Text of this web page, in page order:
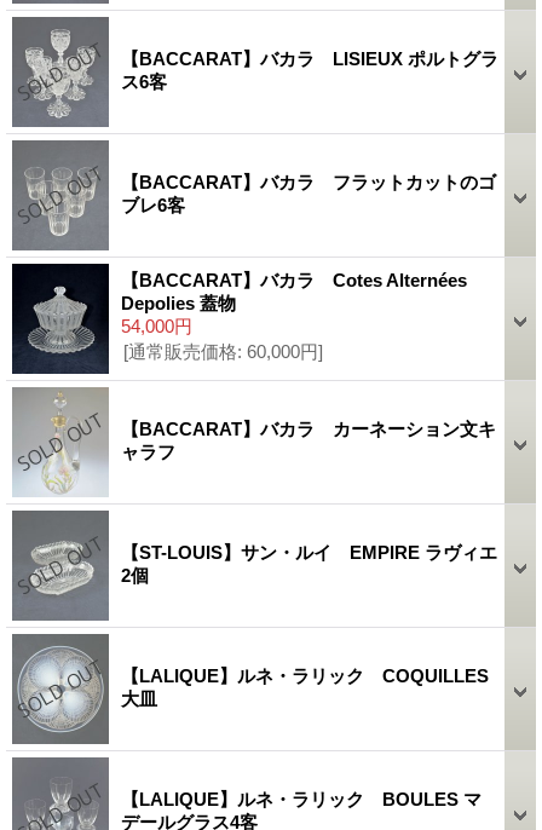
【BACCARAT】バカラ LISIEUX ポルトグラ
ス6客
【BACCARAT】バカラ フラットカットのゴ
ブレ6客
【BACCARAT】バカラ Cotes Alternées
Depolies 蓋物
54,000円
[通常販売価格: 60,000円]
【BACCARAT】バカラ カーネーション文キ
ャラフ
【ST-LOUIS】サン・ルイ EMPIRE ラヴィエ
2個
【LALIQUE】ルネ・ラリック COQUILLES
大皿
【LALIQUE】ルネ・ラリック BOULES マ
デールグラス4客